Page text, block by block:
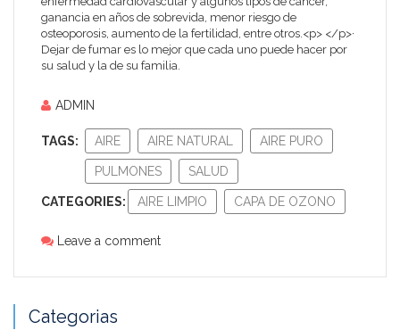
ganancia en años de sobrevida, menor riesgo de
osteoporosis, aumento de la fertilidad, entre otros.<p> </p>·
Dejar de fumar es lo mejor que cada uno puede hacer por
su salud y la de su familia.
ADMIN
TAGS: AIRE AIRE NATURAL AIRE PURO
PULMONES SALUD
CATEGORIES: AIRE LIMPIO CAPA DE OZONO
Leave a comment
Categorias